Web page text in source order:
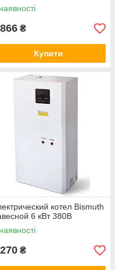
₴
Купити
котел Bismuth
6 кВт 380В
₴